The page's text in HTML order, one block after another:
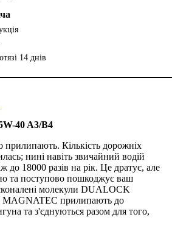
14 днів
40 A3/B4
Кількість дорожніх
нині навіть звичайний водій
до 18000 разів на рік. Це дратує, але
та поступово пошкоджує ваш
молекули DUALOCK
MAGNATEC прилипають до
та з'єднуються разом для того,